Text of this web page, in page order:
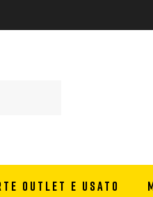
SPEDIZIONE GRATUITA
OUTLET E USATO